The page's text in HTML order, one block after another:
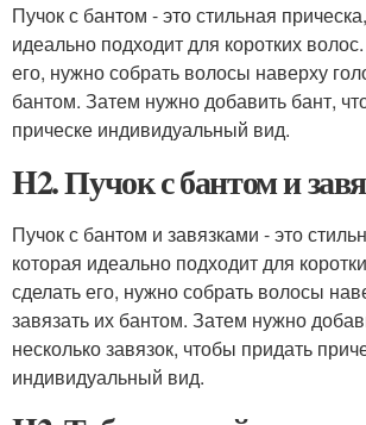
Пучок с бантом - это стильная
идеально подходит для коротких
его, нужно собрать волосы наверху
бантом. Затем нужно добавить бант,
прическе индивидуальный вид.
H2. Пучок с бантом и
Пучок с бантом и завязками - это
которая идеально подходит для
сделать его, нужно собрать волосы
завязать их бантом. Затем нужно
несколько завязок, чтобы придать
индивидуальный вид.